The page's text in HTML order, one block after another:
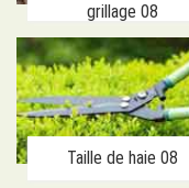
grillage 08
Taille de haie 08